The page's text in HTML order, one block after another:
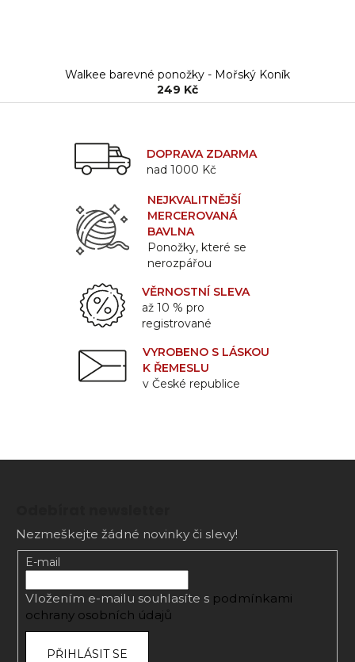
Walkee barevné ponožky - Mořský Koník
249 Kč
DOPRAVA ZDARMA
nad 1000 Kč
NEJKVALITNĚJŠÍ
MERCEROVANÁ
BAVLNA
Ponožky, které se
nerozpářou
VĚRNOSTNÍ SLEVA
až 10 % pro
registrované
VYROBENO S LÁSKOU
K ŘEMESLU
v České republice
Nezmeškejte žádné novinky či slevy!
E-mail
Vložením e-mailu souhlasíte s podmínkami
ochrany osobních údajů
PŘIHLÁSIT SE